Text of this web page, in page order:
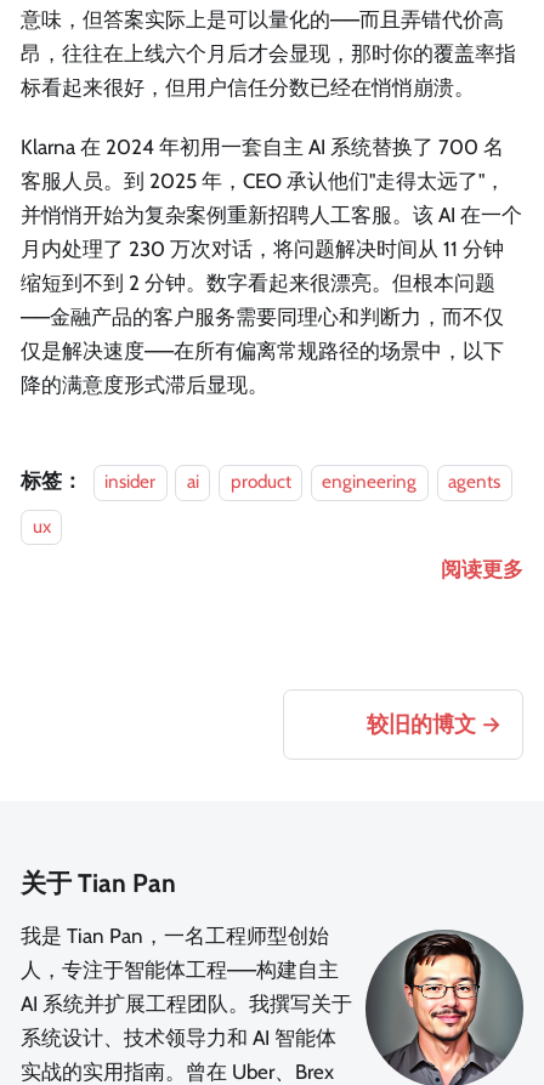
意味，但答案实际上是可以量化的——而且弄错代价高
昂，往往在上线六个月后才会显现，那时你的覆盖率指
标看起来很好，但用户信任分数已经在悄悄崩溃。
Klarna 在 2024 年初用一套自主 AI 系统替换了 700 名
客服人员。到 2025 年，CEO 承认他们"走得太远了"，
并悄悄开始为复杂案例重新招聘人工客服。该 AI 在一个
月内处理了 230 万次对话，将问题解决时间从 11 分钟
缩短到不到 2 分钟。数字看起来很漂亮。但根本问题
——金融产品的客户服务需要同理心和判断力，而不仅
仅是解决速度——在所有偏离常规路径的场景中，以下
降的满意度形式滞后显现。
标签： insider ai product engineering
agents
ux
阅读更多
较旧的博文
关于 Tian Pan
我是 Tian Pan，一名工程师型创始
人，专注于智能体工程——构建自主
AI 系统并扩展工程团队。我撰写关于
系统设计、技术领导力和 AI 智能体
实战的实用指南。曾在 Uber、Brex